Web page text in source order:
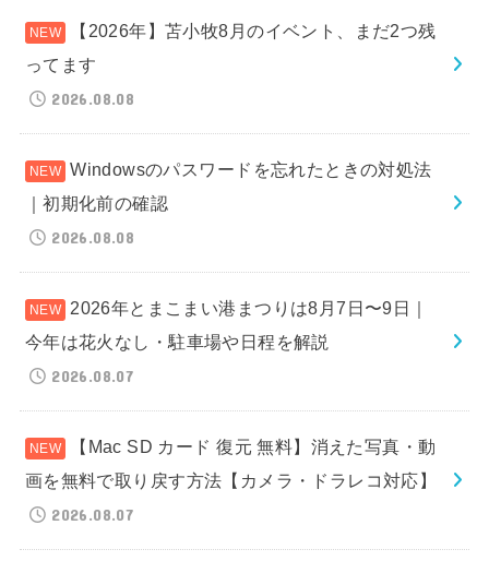
【2026年】苫小牧8月のイベント、まだ2つ残
ってます
2026.08.08
Windowsのパスワードを忘れたときの対処法
｜初期化前の確認
2026.08.08
2026年とまこまい港まつりは8月7日〜9日｜
今年は花火なし・駐車場や日程を解説
2026.08.07
【Mac SD カード 復元 無料】消えた写真・動
画を無料で取り戻す方法【カメラ・ドラレコ対応】
2026.08.07